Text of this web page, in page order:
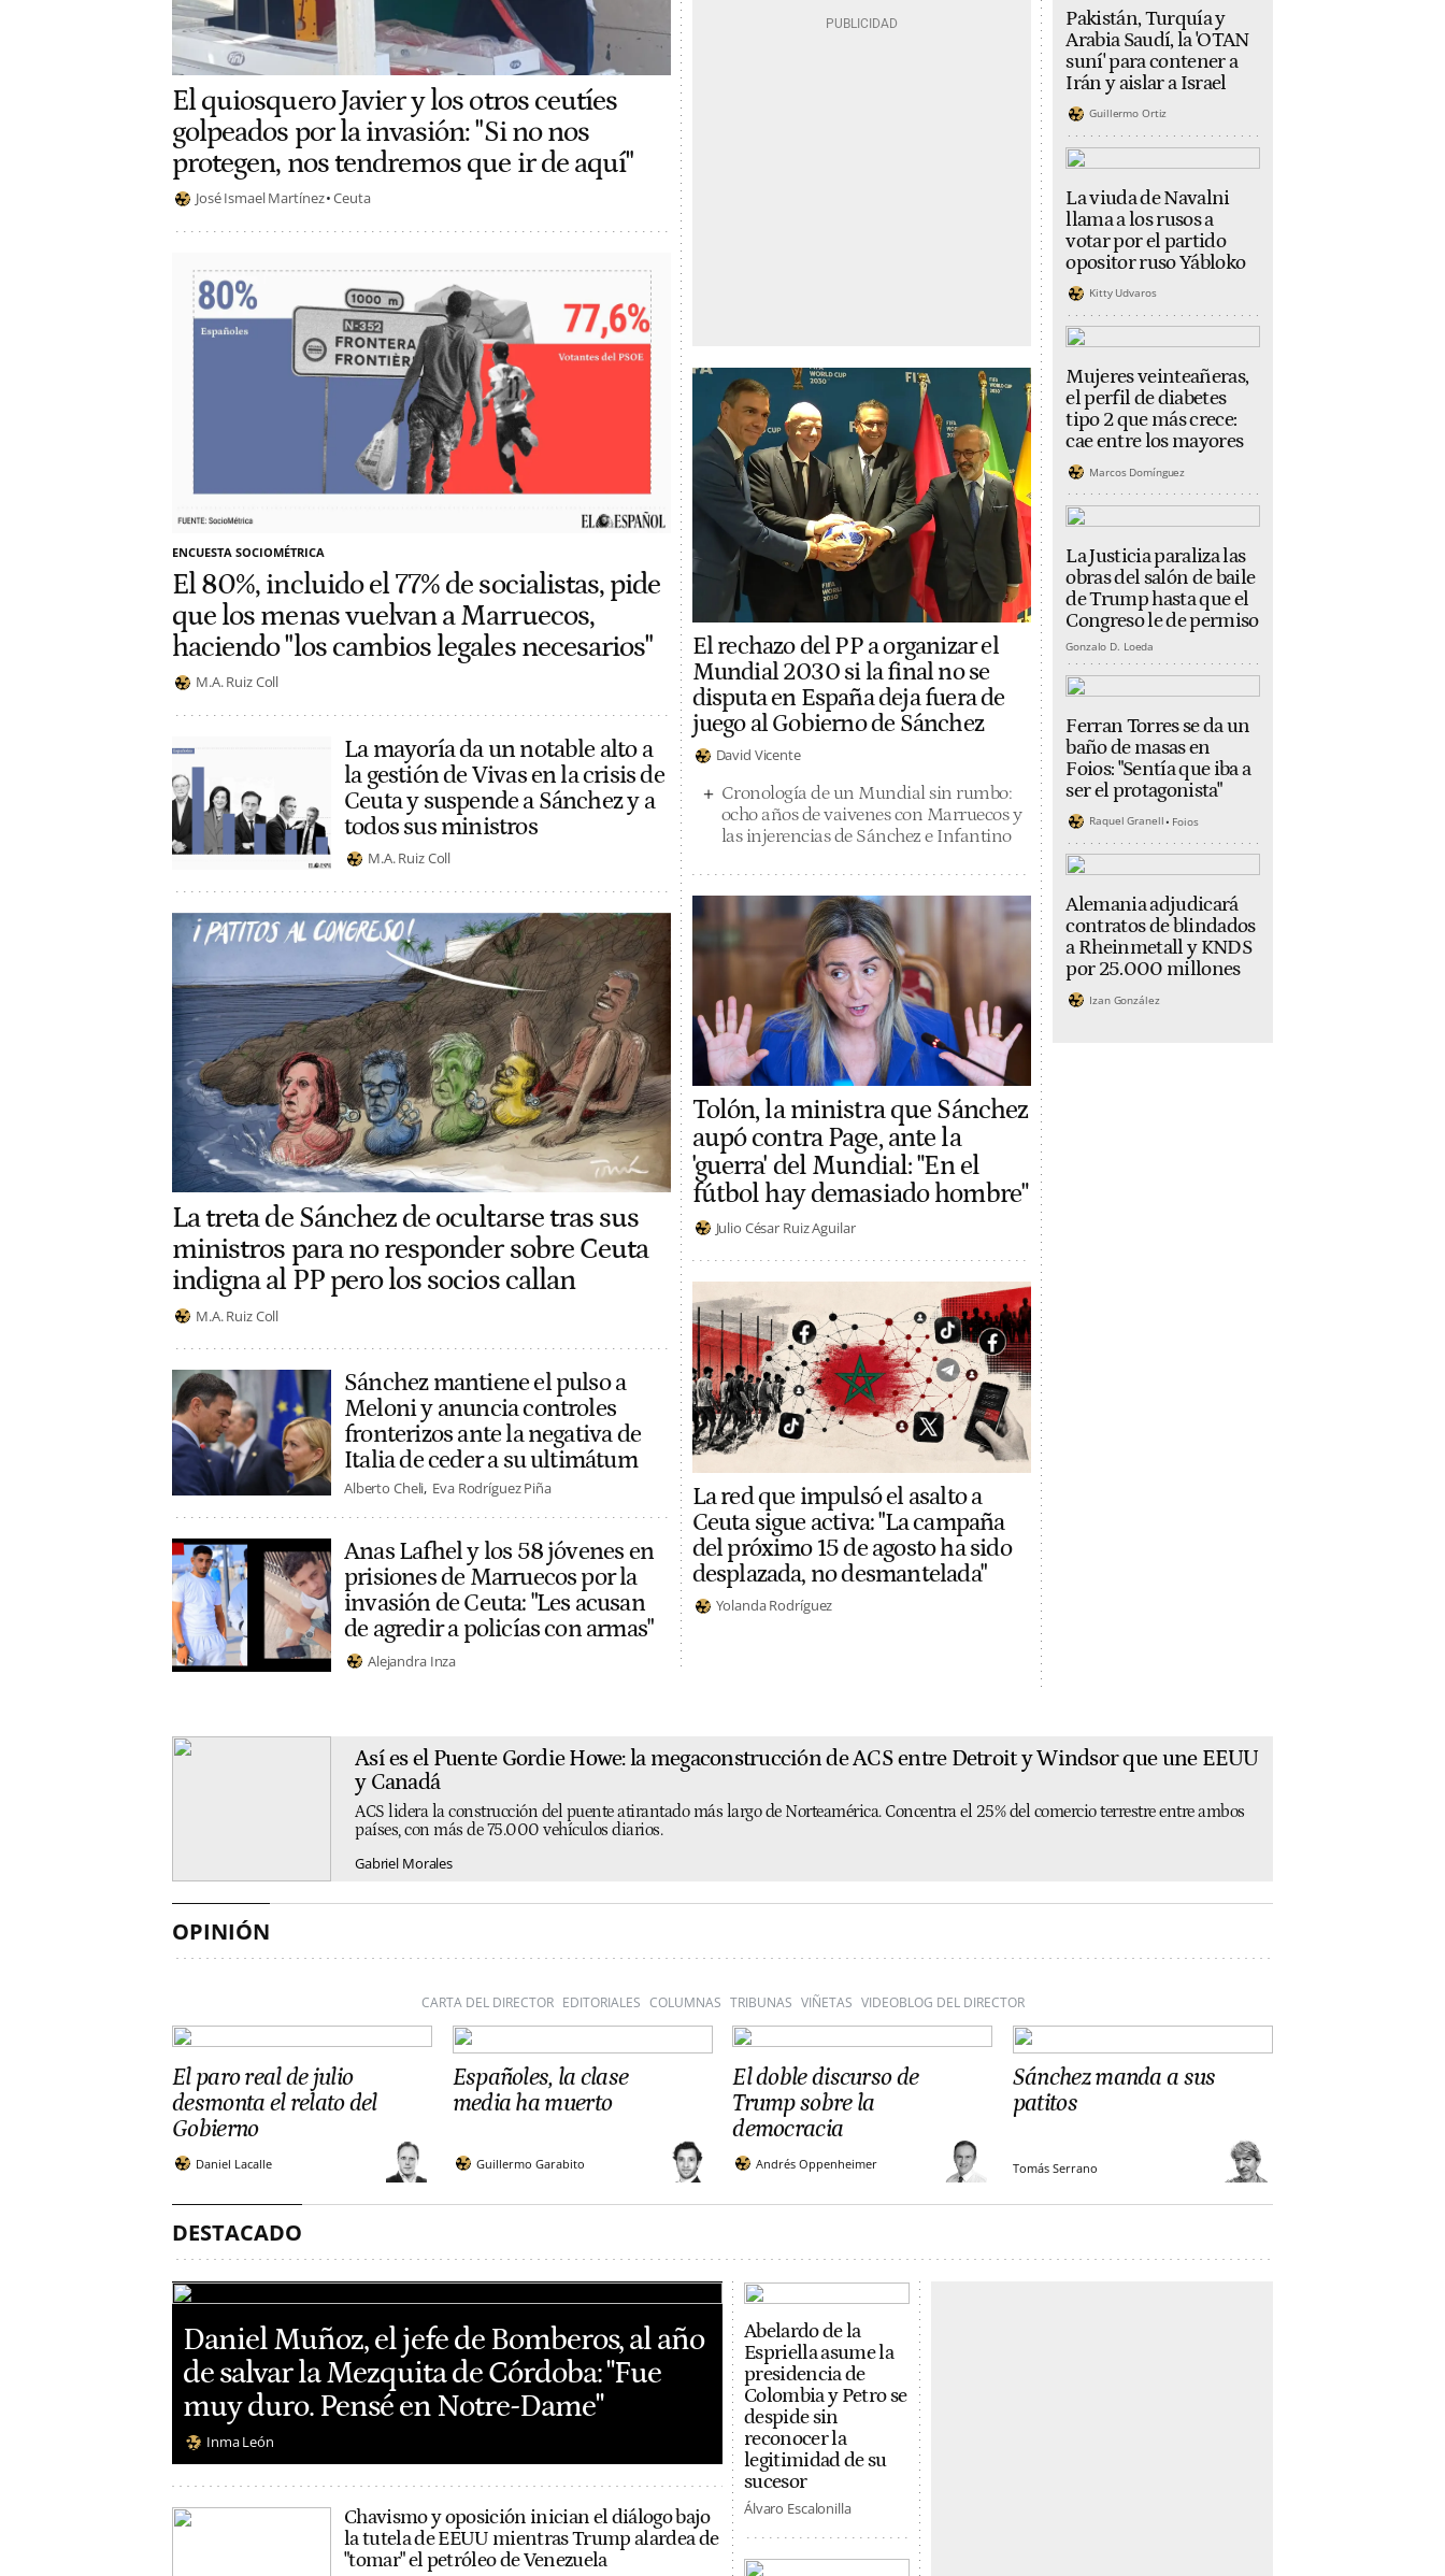
El quiosquero Javier y los otros ceutíes
golpeados por la invasión: "Si no nos
protegen, nos tendremos que ir de aquí"
José Ismael Martínez Ceuta
ENCUESTA SOCIOMÉTRICA
El 80%, incluido el 77% de socialistas, pide
que los menas vuelvan a Marruecos,
haciendo "los cambios legales necesarios"
M.A. Ruiz Coll
La mayoría da un notable alto a
la gestión de Vivas en la crisis de
Ceuta y suspende a Sánchez y a
todos sus ministros
M.A. Ruiz Coll
La treta de Sánchez de ocultarse tras sus
ministros para no responder sobre Ceuta
indigna al PP pero los socios callan
M.A. Ruiz Coll
Sánchez mantiene el pulso a
Meloni y anuncia controles
fronterizos ante la negativa de
Italia de ceder a su ultimátum
Alberto Cheli Eva Rodríguez Piña
Anas Lafhel y los 58 jóvenes en
prisiones de Marruecos por la
invasión de Ceuta: "Les acusan
de agredir a policías con armas"
Alejandra Inza
El rechazo del PP a organizar el
Mundial 2030 si la final no se
disputa en España deja fuera de
juego al Gobierno de Sánchez
David Vicente
Cronología de un Mundial sin rumbo:
ocho años de vaivenes con Marruecos y
las injerencias de Sánchez e Infantino
Tolón, la ministra que Sánchez
aupó contra Page, ante la
'guerra' del Mundial: "En el
fútbol hay demasiado hombre"
Julio César Ruiz Aguilar
La red que impulsó el asalto a
Ceuta sigue activa: "La campaña
del próximo 15 de agosto ha sido
desplazada, no desmantelada"
Yolanda Rodríguez
Pakistán, Turquía y
Arabia Saudí, la 'OTAN
suní' para contener a
Irán y aislar a Israel
Guillermo Ortiz
La viuda de Navalni
llama a los rusos a
votar por el partido
opositor ruso Yábloko
Kitty Udvaros
Mujeres veinteañeras,
el perfil de diabetes
tipo 2 que más crece:
cae entre los mayores
Marcos Domínguez
La Justicia paraliza las
obras del salón de baile
de Trump hasta que el
Congreso le de permiso
Gonzalo D. Loeda
Ferran Torres se da un
baño de masas en
Foios: "Sentía que iba a
ser el protagonista"
Raquel Granell Foios
Alemania adjudicará
contratos de blindados
a Rheinmetall y KNDS
por 25.000 millones
Izan González
Así es el Puente Gordie Howe: la megaconstrucción de ACS entre Detroit y Windsor que une EEUU
y Canadá
ACS lidera la construcción del puente atirantado más largo de Norteamérica. Concentra el 25% del comercio terrestre entre ambos
países, con más de 75.000 vehículos diarios.
Gabriel Morales
OPINIÓN
CARTA DEL DIRECTOR EDITORIALES COLUMNAS TRIBUNAS VIÑETAS VIDEOBLOG DEL DIRECTOR
El paro real de julio
desmonta el relato del
Gobierno
Daniel Lacalle
Españoles, la clase
media ha muerto
Guillermo Garabito
El doble discurso de
Trump sobre la
democracia
Andrés Oppenheimer
Sánchez manda a sus
patitos
Tomás Serrano
DESTACADO
Daniel Muñoz, el jefe de Bomberos, al año
de salvar la Mezquita de Córdoba: "Fue
muy duro. Pensé en Notre-Dame"
Inma León
Chavismo y oposición inician el diálogo bajo
la tutela de EEUU mientras Trump alardea de
"tomar" el petróleo de Venezuela
Abelardo de la
Espriella asume la
presidencia de
Colombia y Petro se
despide sin
reconocer la
legitimidad de su
sucesor
Álvaro Escalonilla